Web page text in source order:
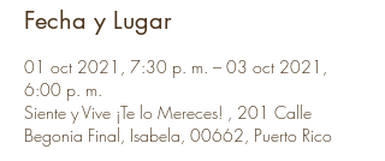
Fecha y Lugar
01 oct 2021, 7:30 p. m. – 03 oct 2021,
6:00 p. m.
Siente y Vive ¡Te lo Mereces! , 201 Calle
Begonia Final, Isabela, 00662, Puerto Rico